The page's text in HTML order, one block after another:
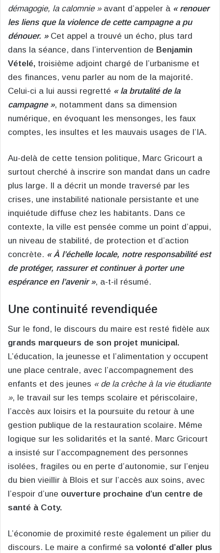
démagogie, la calomnie »avant d’appeler à « renouer
les liens que la violence de cette campagne a pu
dénouer. » Cet appel a trouvé un écho, plus tard
dans la séance, dans l’intervention de Benjamin
Vételé, troisième adjoint chargé de l’urbanisme et
des finances, venu parler au nom de la majorité.
Celui-ci a lui aussi regretté « la brutalité de la
campagne », notamment dans sa dimension
numérique, en évoquant les mensonges, les faux
comptes, les insultes et les mauvais usages de l’IA.
Au-delà de cette tension politique, Marc Gricourt a
surtout cherché à inscrire son mandat dans un cadre
plus large. Il a décrit un monde traversé par les
crises, une instabilité nationale persistante et une
inquiétude diffuse chez les habitants. Dans ce
contexte, la ville est pensée comme un point d’appui,
un niveau de stabilité, de protection et d’action
concrète. « À l’échelle locale, notre responsabilité est
de protéger, rassurer et continuer à porter une
espérance en l’avenir », a-t-il résumé.
Une continuité revendiquée
Sur le fond, le discours du maire est resté fidèle aux
grands marqueurs de son projet municipal.
L’éducation, la jeunesse et l’alimentation y occupent
une place centrale, avec l’accompagnement des
enfants et des jeunes « de la crèche à la vie étudiante
», le travail sur les temps scolaire et périscolaire,
l’accès aux loisirs et la poursuite du retour à une
gestion publique de la restauration scolaire. Même
logique sur les solidarités et la santé. Marc Gricourt
a insisté sur l’accompagnement des personnes
isolées, fragiles ou en perte d’autonomie, sur l’enjeu
du bien vieillir à Blois et sur l’accès aux soins, avec
l’espoir d’une ouverture prochaine d’un centre de
santé à Coty.
L’économie de proximité reste également un pilier du
discours. Le maire a confirmé sa volonté d’aller plus